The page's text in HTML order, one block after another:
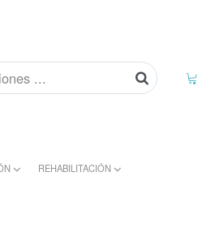
REHABILITACIÓN